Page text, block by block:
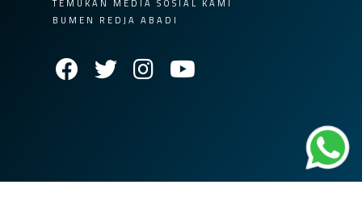
TEMUKAN MEDIA SOSIAL KAMI
BUMEN REDJA ABADI